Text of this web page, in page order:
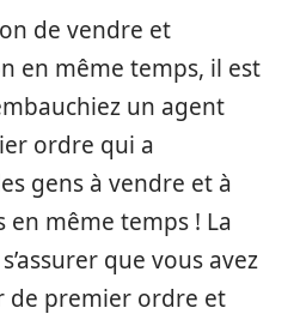
de vendre et
en même temps, il est
un agent
ordre qui a
gens à vendre et à
en même temps ! La
que vous avez
de premier ordre et